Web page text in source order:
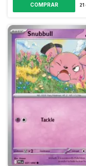
COMPRAR 21